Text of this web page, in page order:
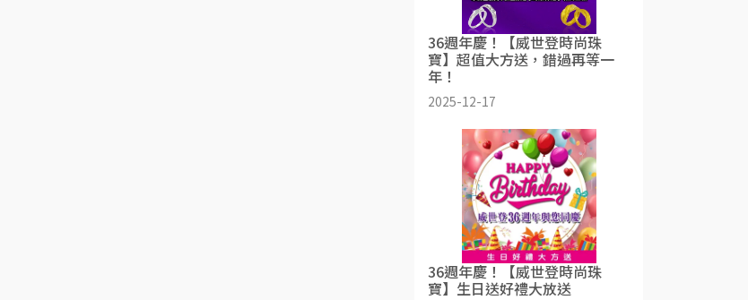
36週年慶！【威世登時尚珠
寶】超值大方送，錯過再等一
年！
2025-12-17
36週年慶！【威世登時尚珠
寶】生日送好禮大放送